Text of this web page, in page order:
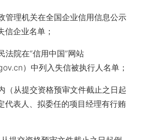
理机关在全国企业信用信息公示
信企业名单；
院在“信用中国”网站
）中列入失信被执行人名单；
从提交资格预审文件截止之日起
代表人、拟委任的项目经理有行贿